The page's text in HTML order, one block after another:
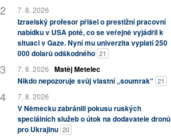
7. 8. 2026
Izraelský profesor přišel o prestižní pracovní
nabídku v USA poté, co se veřejně vyjádřil k
situaci v Gaze. Nyní mu univerzita vyplatí 250
000 dolarů odškodného 21
7. 8. 2026 Matěj Metelec
Nikdo nepozoruje svůj vlastní „soumrak“ 21
7. 8. 2026
V Německu zabránili pokusu ruských
speciálních služeb o útok na dodavatele dronů
pro Ukrajinu 20